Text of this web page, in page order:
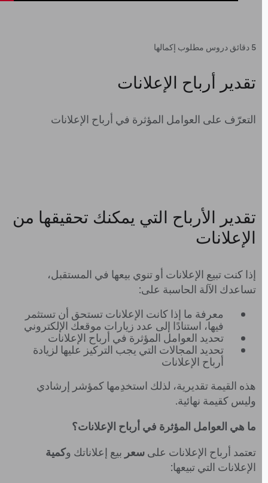
تقدير أرباح الإعلانات
التعرّف على العوامل المؤثرة في أرباح الإعلانات
تقدير الأرباح التي يمكنك تحقيقها من
الإعلانات
إذا كنت تبيع الإعلانات أو تنوي بيعها في المستقبل،
تساعدك الآلة الحاسبة على:
معرفة ما إذا كانت الإعلانات تستحق أن تستثمر
فيها، استنادًا إلى عدد زيارات موقعك الإلكتروني
تحديد العوامل المؤثرة في أرباح الإعلانات
تحديد المجالات التي يجب التركيز عليها لزيادة
أرباح الإعلانات
هذه القيمة تقديرية، لذلك استخدِمها كمؤشر إرشادي
وليس كقيمة نهائية.
ما هي العوامل المؤثرة في أرباح الإعلانات؟
تعتمد أرباح الإعلانات علىسعربيع إعلاناتك و كمية
الإعلانات التي تبيعها: